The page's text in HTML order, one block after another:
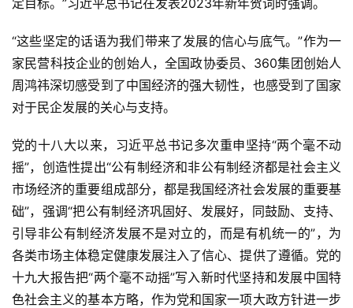
“这些坚定的话语为我们带来了发展的信心与底气。”作为一
家民营科技企业的创始人，全国政协委员、360集团创始人
周鸿祎深切感受到了中国经济的强大韧性，也感受到了国家
对于民企发展的关心与支持。
党的十八大以来，习近平总书记多次重申坚持“两个毫不动
摇”，创造性提出“公有制经济和非公有制经济都是社会主义
市场经济的重要组成部分，都是我国经济社会发展的重要基
础”，强调“把公有制经济巩固好、发展好，同鼓励、支持、
引导非公有制经济发展不是对立的，而是有机统一的”，为
各类市场主体稳定健康发展注入了信心、提供了遵循。党的
十九大报告把“两个毫不动摇”写入新时代坚持和发展中国特
色社会主义的基本方略，作为党和国家一项大政方针进一步